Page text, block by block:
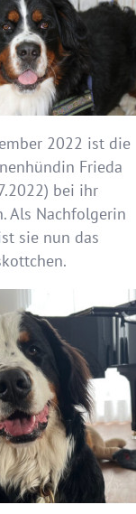
2022 ist die
Frieda
bei ihr
Als Nachfolgerin
sie nun das